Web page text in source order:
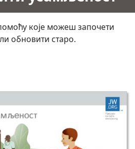
које можеш започети
обновити старо.